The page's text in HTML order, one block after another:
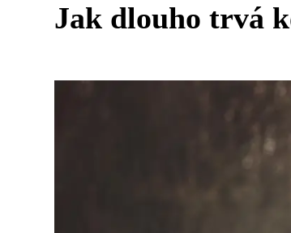
Jak dlouho trvá